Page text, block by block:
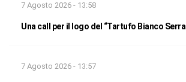
7 Agosto 2026 - 13:58
Una call per il logo del “Tartufo Bianco
7 Agosto 2026 - 13:57